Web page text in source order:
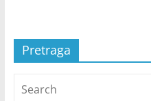
Pretraga